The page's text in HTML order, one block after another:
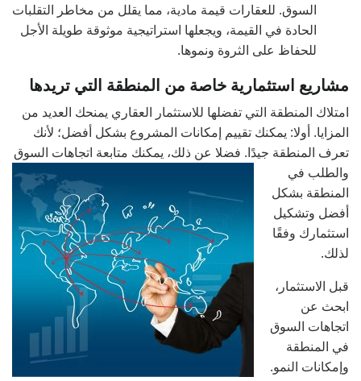
السوق. للعقارات قيمة مادية، مما يقلل من مخاطر التقلبات
الحادة في القيمة، ويجعلها استراتيجية موثوقة طويلة الأجل
للحفاظ على الثروة ونموها.
مشاريع استثمارية خاصة من المنطقة التي تريدها
امتلاك المنطقة التي تفضلها للاستثمار العقاري يمنحك العديد من
المزايا. أولا: يمكنك تقييم إمكانات المشروع بشكل أفضل؛ لأنك
تعرف المنطقة جيدًا. فضلا عن ذلك، يمكنك متابعة اتجاهات السوق
والطلب في
المنطقة بشكل
أفضل وتشكيل
استثمارك وفقًا
لذلك.
قبل الاستثمار،
ابحث عن
اتجاهات السوق
في المنطقة
وإمكانات النمو.